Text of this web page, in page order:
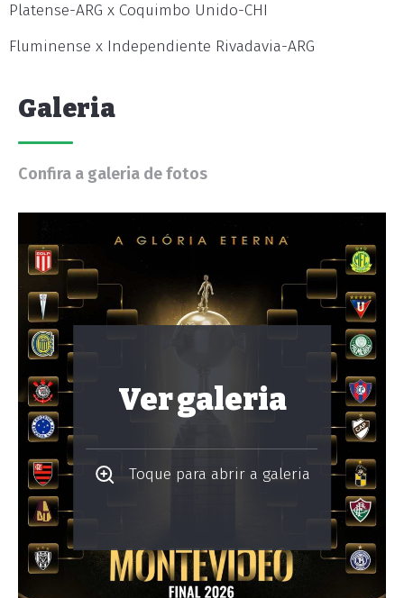
Platense-ARG x Coquimbo Unido-CHI
Fluminense x Independiente Rivadavia-ARG
Galeria
Confira a galeria de fotos
Ver galeria
Toque para abrir a galeria